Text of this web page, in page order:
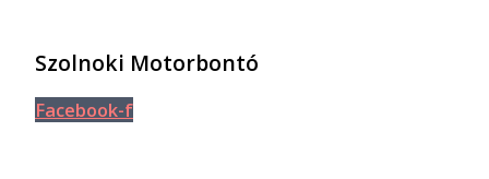
Szolnoki Motorbontó
Facebook-f